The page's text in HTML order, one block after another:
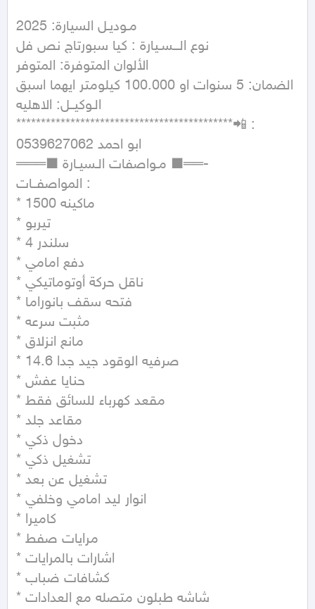
مـوديـل السيارة: 2025
نوع الـــسـيارة : كيا سبورتاج نص فل
الألوان المتوفرة: المتوفر
الضمان: 5 سنوات او 100.000 كيلومتر ايهما اسبق
الـوكيــل: الاهليه
********************************************📲 :
0539627062 ابو احمد
═══■ مـواصفات الـسيـارة ■══-
المواصفــات :
* ماكينه 1500
* تيربو
* 4 سلندر
* دفع امامي
* ناقل حركة أوتوماتيكي
* فتحه سقف بانوراما
* مثبت سرعه
* مانع انزلاق
* صرفيه الوقود جيد جدا 14.6
* حنايا عفش
* مقعد كهرباء للسائق فقط
* مقاعد جلد
* دخول ذكي
* تشغيل ذكي
* تشغيل عن بعد
* انوار ليد امامي وخلفي
* كاميرا
* مرايات صفط
* اشارات بالمرايات
* كشافات ضباب
* شاشه طبلون متصله مع العدادات